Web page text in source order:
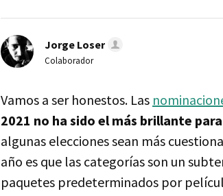
Jorge Loser
Colaborador
Vamos a ser honestos. Las
2021 no ha sido el más brillante
algunas elecciones sean más
año es que las categorías son un
paquetes predeterminados por